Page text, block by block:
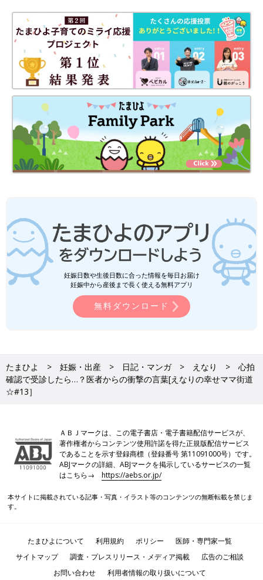
妊娠日数や生後日数に合った情報を毎日お届け
妊娠中から産後まで長く使える無料アプリ
無料ダウンロード
たまひよ 妊娠・出産 日記・マンガ えなり
心拍
確認で受診したら…？医者からの衝撃の言葉[えなりの幸せママ街道
☆#13］
ＡＢＪマークは、この電子書店・電子書籍配信サービスが、
著作権者からコンテンツ使用許諾を得た正規版配信サービス
であることを示す登録商標（登録番号 第11091000号）です。
ABJマークの詳細、ABJマークを掲示しているサービスの一覧
はこちら→https://aebs.or.jp/
本サイトに掲載されている記事・写真・イラスト等のコンテンツの無断転載を禁じま
す。
たまひよについて 利用規約 ポリシー
医師・専門家一覧
サイトマップ
調査・プレスリリース・メディア掲載
広告のご相談
お問い合わせ
利用者情報の取り扱いについて